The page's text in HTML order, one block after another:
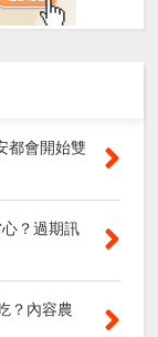
都會開始雙
？過期訊
？內容農